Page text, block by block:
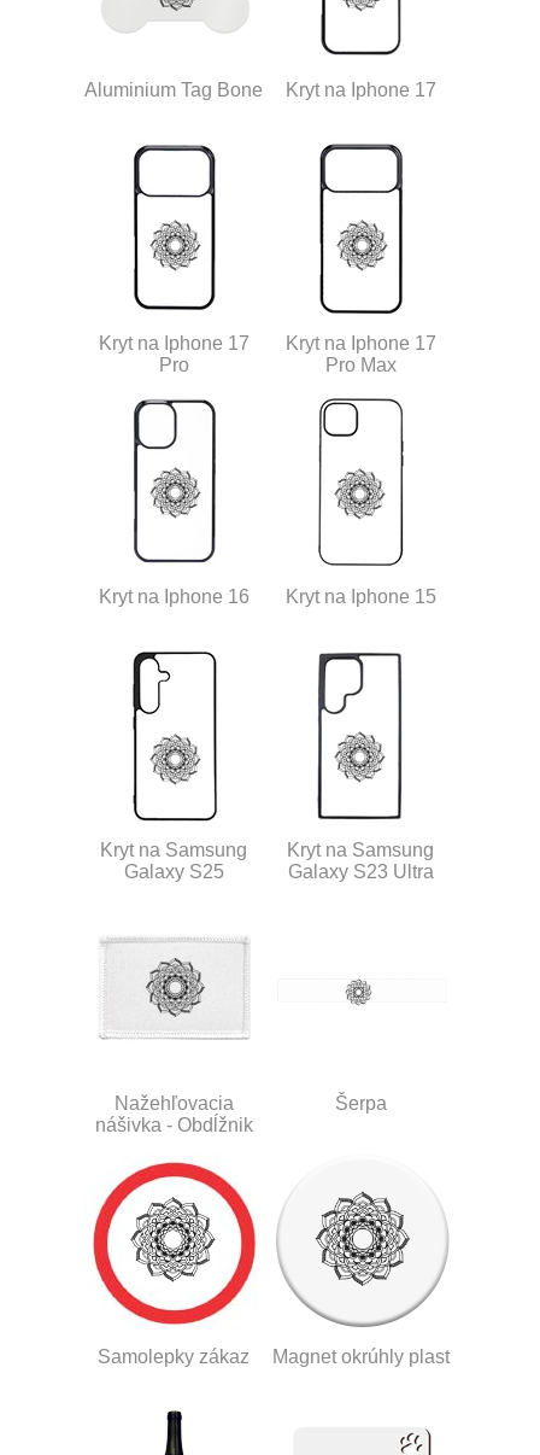
Aluminium Tag Bone Kryt na Iphone 17
Kryt na Iphone 17
Pro
Kryt na Iphone 17
Pro Max
Kryt na Iphone 16 Kryt na Iphone 15
Kryt na Samsung
Galaxy S25
Kryt na Samsung
Galaxy S23 Ultra
Nažehľovacia
nášivka - Obdĺžnik
Šerpa
Samolepky zákaz Magnet okrúhly plast